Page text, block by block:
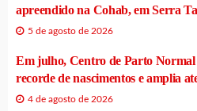
apreendido na Cohab, em Serra
5 de agosto de 2026
Em julho, Centro de Parto
recorde de nascimentos e amplia
4 de agosto de 2026